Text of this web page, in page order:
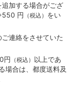
加する場合がござ
円 （税込） をい
連絡をさせていた
円
（税込）
以上であ
場合は、都度送料及